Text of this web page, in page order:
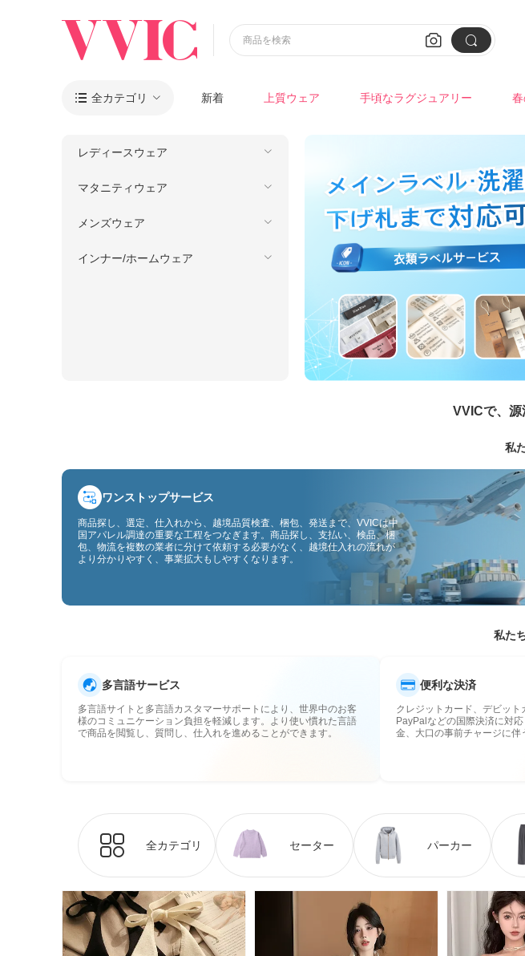
 
商品を検索
 全カテゴリ 新着 上質ウェア 手頃なラグジュアリー
レディースウェア
マタニティウェア
メンズウェア
インナー/ホームウェア
VVICで、
私
ワンストップサービス
商品探し、選定、仕入れから、越境品質検査、梱包、発送まで、VVICは中
国アパレル調達の重要な工程をつなぎます。商品探し、支払い、検品、梱
包、物流を複数の業者に分けて依頼する必要がなく、越境仕入れの流れが
より分かりやすく、事業拡大もしやすくなります。
私た
多言語サービス
多言語サイトと多言語カスタマーサポートにより、世界中のお客
様のコミュニケーション負担を軽減します。より使い慣れた言語
で商品を閲覧し、質問し、仕入れを進めることができます。
便利な決済
クレジットカード、デビット
PayPalなどの国際決済に対
金、大口の事前チャージに伴
全カテゴリ セーター パーカー